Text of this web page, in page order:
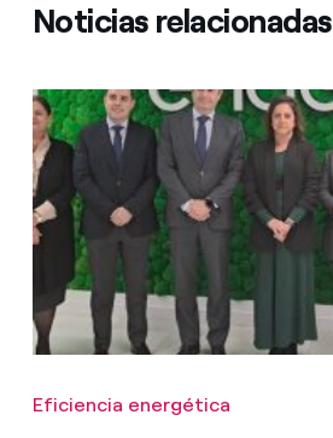
Noticias relacionadas
Eficiencia energética